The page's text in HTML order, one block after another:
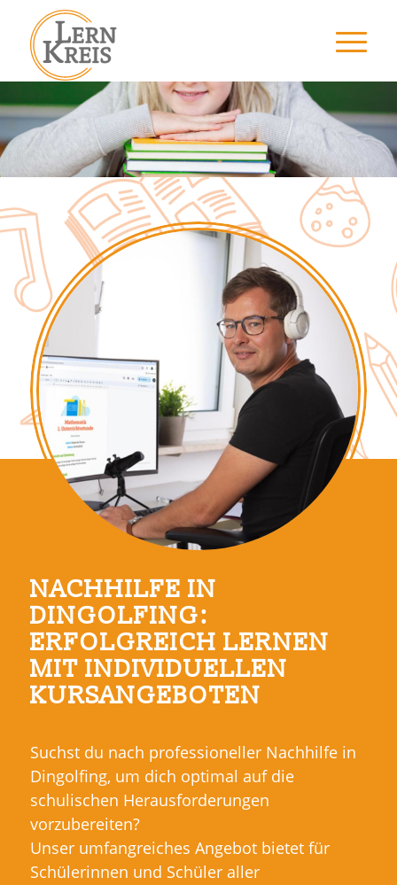
NACHHILFE ONLINE
UND
AN UNSEREM
STANDORT
IN DINGOLFING
NACHHILFE IN
DINGOLFING:
ERFOLGREICH LERNEN
MIT INDIVIDUELLEN
KURSANGEBOTEN
Suchst du nach professioneller Nachhilfe in
Dingolfing, um dich optimal auf die
schulischen Herausforderungen
vorzubereiten?
Unser umfangreiches Angebot bietet für
Schülerinnen und Schüler aller